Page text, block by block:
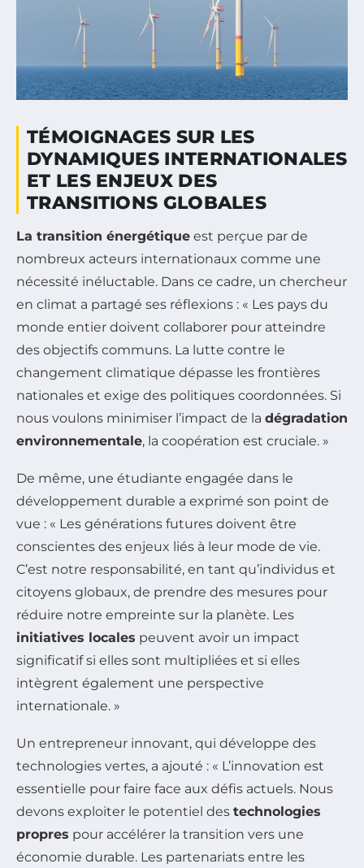
TÉMOIGNAGES SUR LES
DYNAMIQUES INTERNATIONALES
ET LES ENJEUX DES
TRANSITIONS GLOBALES
La transition énergétique est perçue par de
nombreux acteurs internationaux comme une
nécessité inéluctable. Dans ce cadre, un chercheur
en climat a partagé ses réflexions : « Les pays du
monde entier doivent collaborer pour atteindre
des objectifs communs. La lutte contre le
changement climatique dépasse les frontières
nationales et exige des politiques coordonnées. Si
nous voulons minimiser l’impact de la dégradation
environnementale, la coopération est cruciale. »
De même, une étudiante engagée dans le
développement durable a exprimé son point de
vue : « Les générations futures doivent être
conscientes des enjeux liés à leur mode de vie.
C’est notre responsabilité, en tant qu’individus et
citoyens globaux, de prendre des mesures pour
réduire notre empreinte sur la planète. Les
initiatives locales peuvent avoir un impact
significatif si elles sont multipliées et si elles
intègrent également une perspective
internationale. »
Un entrepreneur innovant, qui développe des
technologies vertes, a ajouté : « L’innovation est
essentielle pour faire face aux défis actuels. Nous
devons exploiter le potentiel des technologies
propres pour accélérer la transition vers une
économie durable. Les partenariats entre les